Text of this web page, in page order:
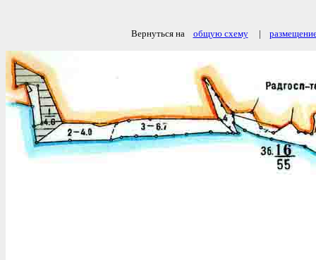
Вернуться на общую схему|